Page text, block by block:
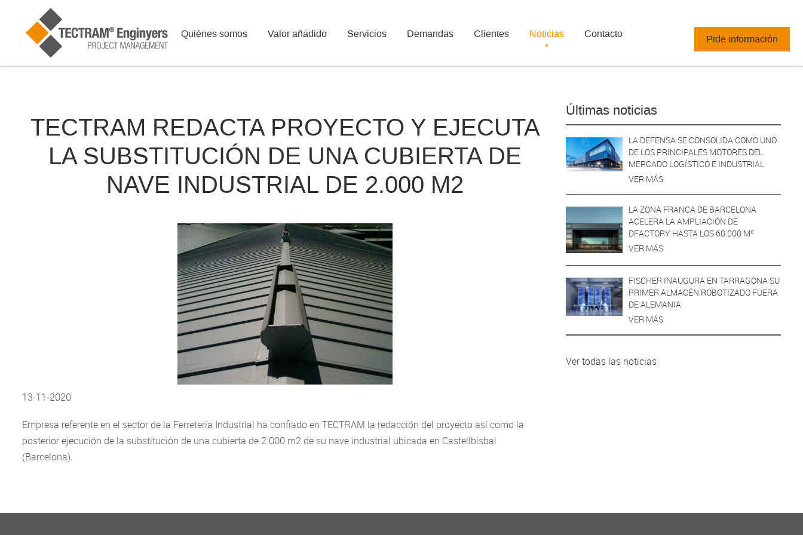
Pide información
Quiénes somos Valor añadido Servicios Demandas Clientes Noticias Contacto
TECTRAM REDACTA PROYECTO Y EJECUTA
LA SUBSTITUCIÓN DE UNA CUBIERTA DE
NAVE INDUSTRIAL DE 2.000 M2
13-11-2020
Empresa referente en el sector de la Ferretería Industrial ha confiado en TECTRAM la redacción del proyecto así como la
posterior ejecución de la substitución de una cubierta de 2.000 m2 de su nave industrial ubicada en Castellbisbal
(Barcelona).
Últimas noticias
LA DEFENSA SE CONSOLIDA COMO UNO
DE LOS PRINCIPALES MOTORES DEL
MERCADO LOGÍSTICO E INDUSTRIAL
VER MÁS
LA ZONA FRANCA DE BARCELONA
ACELERA LA AMPLIACIÓN DE
DFACTORY HASTA LOS 60.000 M²
VER MÁS
FISCHER INAUGURA EN TARRAGONA SU
PRIMER ALMACÉN ROBOTIZADO FUERA
DE ALEMANIA
VER MÁS
Ver todas las noticias